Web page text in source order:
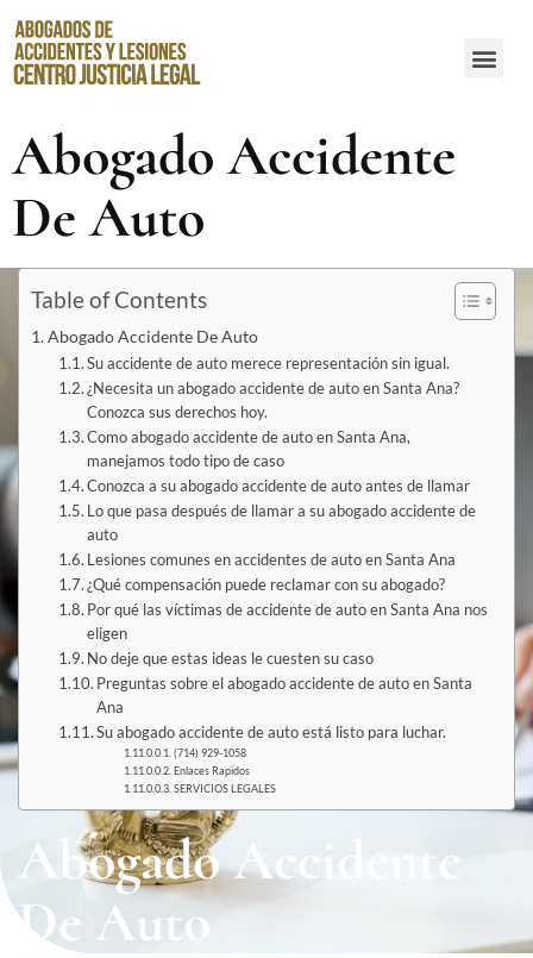
Abogado Accidente
De Auto
Table of Contents
Abogado Accidente De Auto
Su accidente de auto merece representación sin igual.
¿Necesita un abogado accidente de auto en Santa Ana?
Conozca sus derechos hoy.
Como abogado accidente de auto en Santa Ana,
manejamos todo tipo de caso
Conozca a su abogado accidente de auto antes de llamar
Lo que pasa después de llamar a su abogado accidente de
auto
Lesiones comunes en accidentes de auto en Santa Ana
¿Qué compensación puede reclamar con su abogado?
Por qué las víctimas de accidente de auto en Santa Ana nos
eligen
No deje que estas ideas le cuesten su caso
Preguntas sobre el abogado accidente de auto en Santa
Ana
Su abogado accidente de auto está listo para luchar.
(714) 929-1058
Enlaces Rapidos
SERVICIOS LEGALES
Abogado Accidente
De Auto